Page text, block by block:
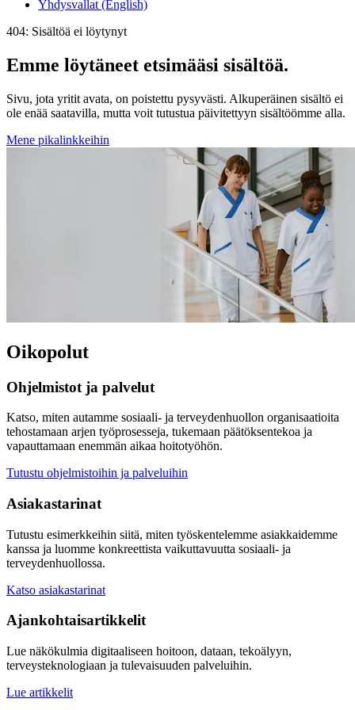
Yhdysvallat (English)
404: Sisältöä ei löytynyt
Emme löytäneet etsimääsi sisältöä.
Sivu, jota yritit avata, on poistettu pysyvästi. Alkuperäinen sisältö ei
ole enää saatavilla, mutta voit tutustua päivitettyyn sisältöömme alla.
Mene pikalinkkeihin
Oikopolut
Ohjelmistot ja palvelut
Katso, miten autamme sosiaali- ja terveydenhuollon organisaatioita
tehostamaan arjen työprosesseja, tukemaan päätöksentekoa ja
vapauttamaan enemmän aikaa hoitotyöhön.
Tutustu ohjelmistoihin ja palveluihin
Asiakastarinat
Tutustu esimerkkeihin siitä, miten työskentelemme asiakkaidemme
kanssa ja luomme konkreettista vaikuttavuutta sosiaali- ja
terveydenhuollossa.
Katso asiakastarinat
Ajankohtaisartikkelit
Lue näkökulmia digitaaliseen hoitoon, dataan, tekoälyyn,
terveysteknologiaan ja tulevaisuuden palveluihin.
Lue artikkelit